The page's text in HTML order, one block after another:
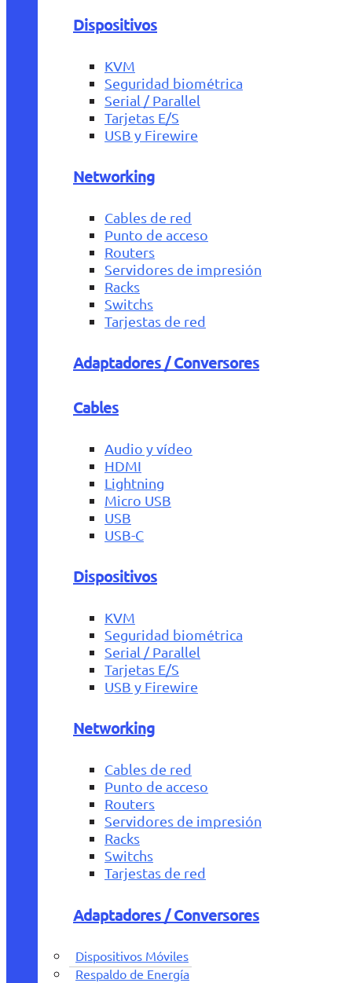
Dispositivos
KVM
Seguridad biométrica
Serial / Parallel
Tarjetas E/S
USB y Firewire
Networking
Cables de red
Punto de acceso
Routers
Servidores de impresión
Racks
Switchs
Tarjestas de red
Adaptadores / Conversores
Cables
Audio y vídeo
HDMI
Lightning
Micro USB
USB
USB-C
Dispositivos
KVM
Seguridad biométrica
Serial / Parallel
Tarjetas E/S
USB y Firewire
Networking
Cables de red
Punto de acceso
Routers
Servidores de impresión
Racks
Switchs
Tarjestas de red
Adaptadores / Conversores
Dispositivos Móviles
Respaldo de Energía